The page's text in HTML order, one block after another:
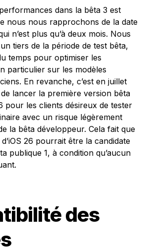
dans la bêta 3 est
nous nous rapprochons de la date
n’est plus qu’à deux mois. Nous
tiers de la période de test bêta,
temps pour optimiser les
particulier sur les modèles
En revanche, c’est en juillet
lancer la première version bêta
pour les clients désireux de tester
avec un risque légèrement
la bêta développeur. Cela fait que
26 pourrait être la candidate
publique 1, à condition qu’aucun
des